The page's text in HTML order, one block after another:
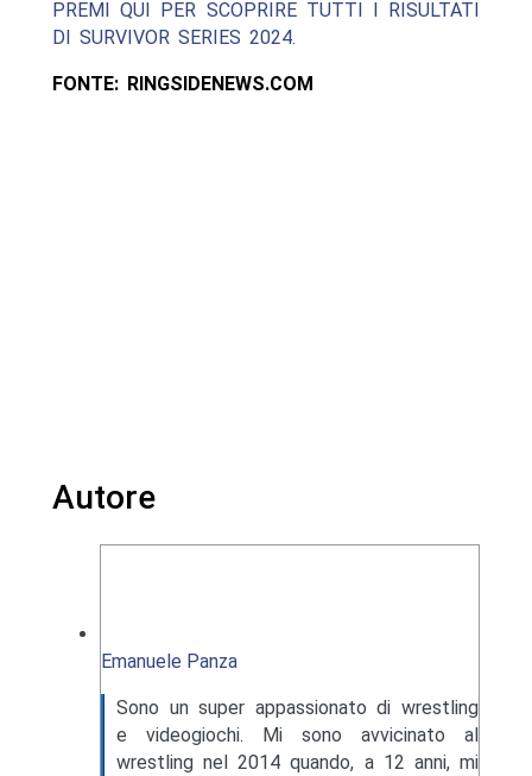
PREMI QUI PER SCOPRIRE TUTTI I RISULTATI
DI SURVIVOR SERIES 2024.
FONTE: RINGSIDENEWS.COM
Autore
Emanuele Panza
Sono un super appassionato di wrestling
e videogiochi. Mi sono avvicinato al
wrestling nel 2014 quando, a 12 anni, mi